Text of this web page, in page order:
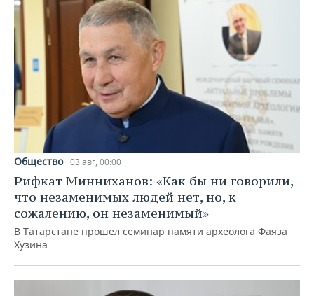
Общество 03 авг, 00:00
Рифкат Минниханов: «Как бы ни говорили,
что незаменимых людей нет, но, к
сожалению, он незаменимый»
В Татарстане прошел семинар памяти археолога Фаяза
Хузина